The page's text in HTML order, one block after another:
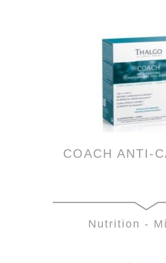
COACH ANTI-
Nutrition -